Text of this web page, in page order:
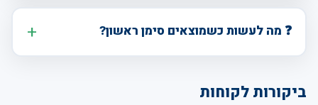
❓ מה לעשות כשמוצאים סימן ראשון?
ביקורות לקוחות